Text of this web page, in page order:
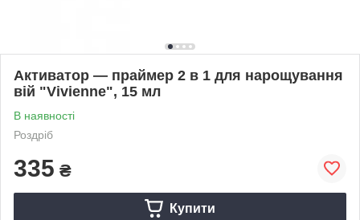
Активатор — праймер 2 в 1 для нарощування
вій "Vivienne", 15 мл
В наявності
Роздріб
335 ₴
Купити